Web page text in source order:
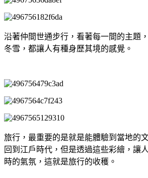
沿著仲間世通步行，看著每一間的主題
冬雪，都讓人有種身歷其境的感覺。
旅行，最重要的是就是能體驗到當地的
回到江戶時代，但是透過這些彩繪，讓
時的氣氛，這就是旅行的收穫。